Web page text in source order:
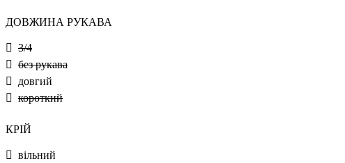
ДОВЖИНА РУКАВА
3/4
без рукава
довгий
короткий
КРІЙ
вільний